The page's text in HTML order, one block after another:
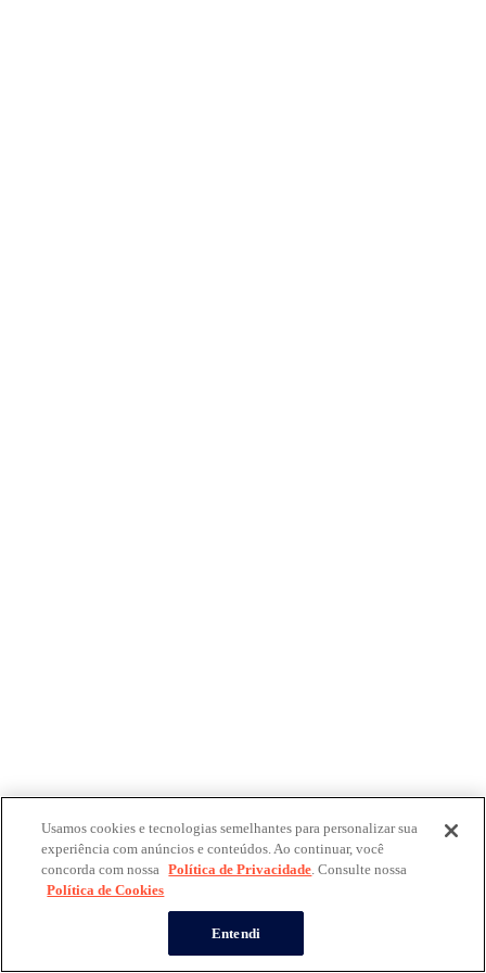
Usamos cookies e tecnologias semelhantes para personalizar sua
experiência com anúncios e conteúdos. Ao continuar, você
concorda com nossa Política de Privacidade. Consulte nossa
Política de Cookies
Entendi